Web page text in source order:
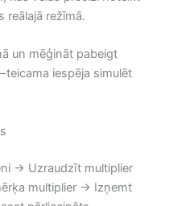
reālajā režīmā.
un mēģināt pabeigt
iespēja simulēt
→ Uzraudzīt multiplier
multiplier → Izņemt